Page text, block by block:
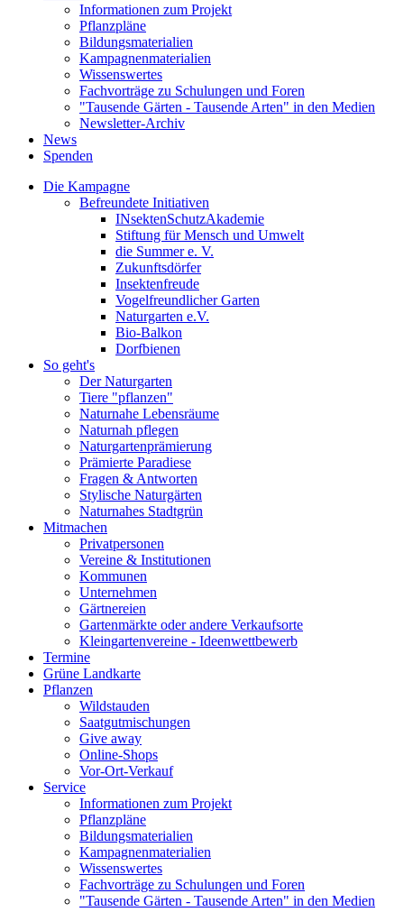
Informationen zum Projekt
Pflanzpläne
Bildungsmaterialien
Kampagnenmaterialien
Wissenswertes
Fachvorträge zu Schulungen und Foren
"Tausende Gärten - Tausende Arten" in den Medien
Newsletter-Archiv
News
Spenden
Die Kampagne
Befreundete Initiativen
INsektenSchutzAkademie
Stiftung für Mensch und Umwelt
die Summer e. V.
Zukunftsdörfer
Insektenfreude
Vogelfreundlicher Garten
Naturgarten e.V.
Bio-Balkon
Dorfbienen
So geht's
Der Naturgarten
Tiere "pflanzen"
Naturnahe Lebensräume
Naturnah pflegen
Naturgartenprämierung
Prämierte Paradiese
Fragen & Antworten
Stylische Naturgärten
Naturnahes Stadtgrün
Mitmachen
Privatpersonen
Vereine & Institutionen
Kommunen
Unternehmen
Gärtnereien
Gartenmärkte oder andere Verkaufsorte
Kleingartenvereine - Ideenwettbewerb
Termine
Grüne Landkarte
Pflanzen
Wildstauden
Saatgutmischungen
Give away
Online-Shops
Vor-Ort-Verkauf
Service
Informationen zum Projekt
Pflanzpläne
Bildungsmaterialien
Kampagnenmaterialien
Wissenswertes
Fachvorträge zu Schulungen und Foren
"Tausende Gärten - Tausende Arten" in den Medien